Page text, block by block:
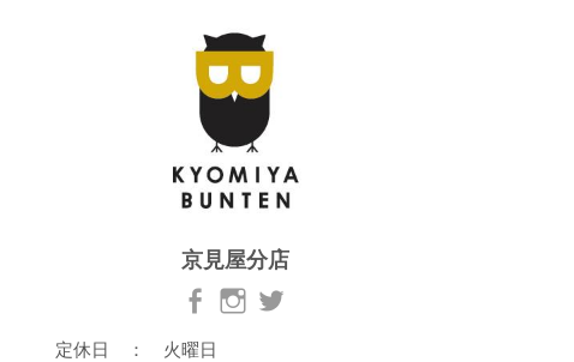
京見屋分店
定休日 ： 火曜日